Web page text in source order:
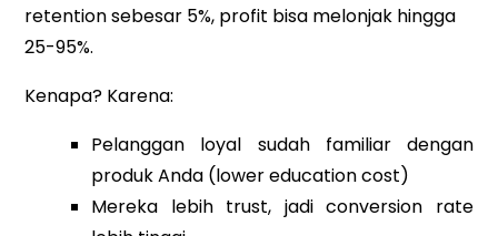
retention sebesar 5%, profit bisa melonjak hingga
25-95%.
Kenapa? Karena:
Pelanggan loyal sudah familiar dengan
produk Anda (lower education cost)
Mereka lebih trust, jadi conversion rate